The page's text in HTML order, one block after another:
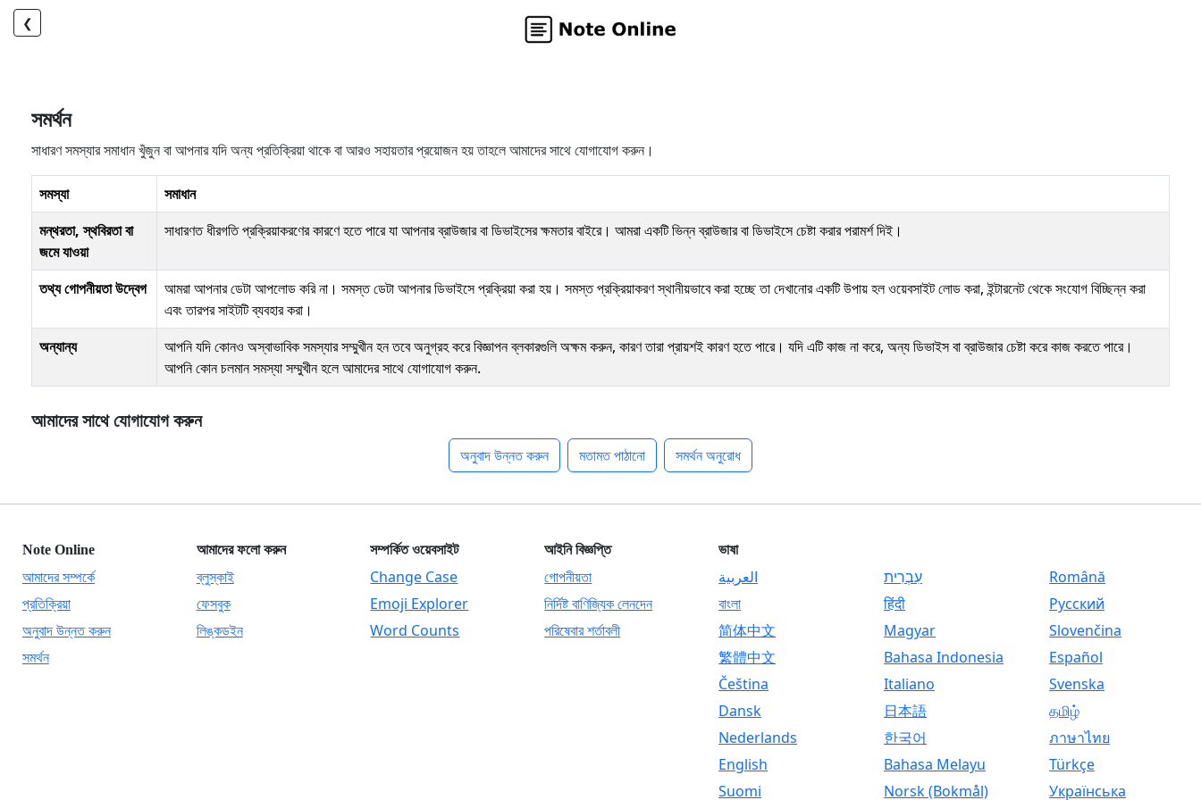
❮
সমর্থন
সাধারণ সমস্যার সমাধান খুঁজুন বা আপনার যদি অন্য প্রতিক্রিয়া থাকে বা আরও সহায়তার প্রয়োজন হয় তাহলে আমাদের সাথে যোগাযোগ করুন।
সমস্যা
সমাধান
মন্থরতা, স্থবিরতা বা
জমে যাওয়া
সাধারণত ধীরগতি প্রক্রিয়াকরণের কারণে হতে পারে যা আপনার ব্রাউজার বা ডিভাইসের ক্ষমতার বাইরে। আমরা একটি ভিন্ন ব্রাউজার বা ডিভাইসে চেষ্টা করার পরামর্শ দিই।
তথ্য গোপনীয়তা উদ্বেগ
আমরা আপনার ডেটা আপলোড করি না। সমস্ত ডেটা আপনার ডিভাইসে প্রক্রিয়া করা হয়। সমস্ত প্রক্রিয়াকরণ স্থানীয়ভাবে করা হচ্ছে তা দেখানোর একটি উপায় হল ওয়েবসাইট লোড করা, ইন্টারনেট থেকে সংযোগ বিচ্ছিন্ন করা
এবং তারপর সাইটটি ব্যবহার করা।
অন্যান্য
আপনি যদি কোনও অস্বাভাবিক সমস্যার সম্মুখীন হন তবে অনুগ্রহ করে বিজ্ঞাপন ব্লকারগুলি অক্ষম করুন, কারণ তারা প্রায়শই কারণ হতে পারে। যদি এটি কাজ না করে, অন্য ডিভাইস বা ব্রাউজার চেষ্টা করে কাজ করতে পারে।
আপনি কোন চলমান সমস্যা সম্মুখীন হলে আমাদের সাথে যোগাযোগ করুন.
আমাদের সাথে যোগাযোগ করুন
অনুবাদ উন্নত করুন
মতামত পাঠানো সমর্থন অনুরোধ
Note Online
আমাদের সম্পর্কে
প্রতিক্রিয়া
অনুবাদ উন্নত করুন
সমর্থন
আমাদের ফলো করুন
ব্লুস্কাই
ফেসবুক
লিঙ্কডইন
সম্পর্কিত ওয়েবসাইট
Change Case
Emoji Explorer
Word Counts
আইনি বিজ্ঞপ্তি
গোপনীয়তা
নির্দিষ্ট বাণিজ্যিক লেনদেন
পরিষেবার শর্তাবলী
ভাষা
العربية
বাংলা
简体中文
繁體中文
Čeština
Dansk
Nederlands
English
Suomi
עִבְרִית
हिंदी
Magyar
Bahasa Indonesia
Italiano
日本語
한국어
Bahasa Melayu
Norsk (Bokmål)
Română
Русский
Slovenčina
Español
Svenska
தமிழ்
ภาษาไทย
Türkçe
Українська